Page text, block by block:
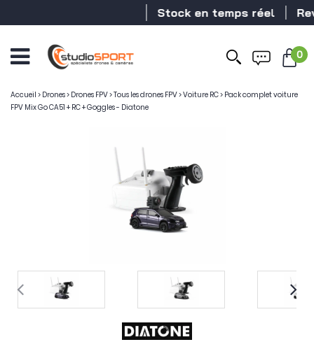
Stock en temps réel
0
Accueil > Drones> Drones FPV>Tous les drones FPV>Voiture RC> Pack complet voiture
FPV Mix Go CA51 + RC + Goggles - Diatone